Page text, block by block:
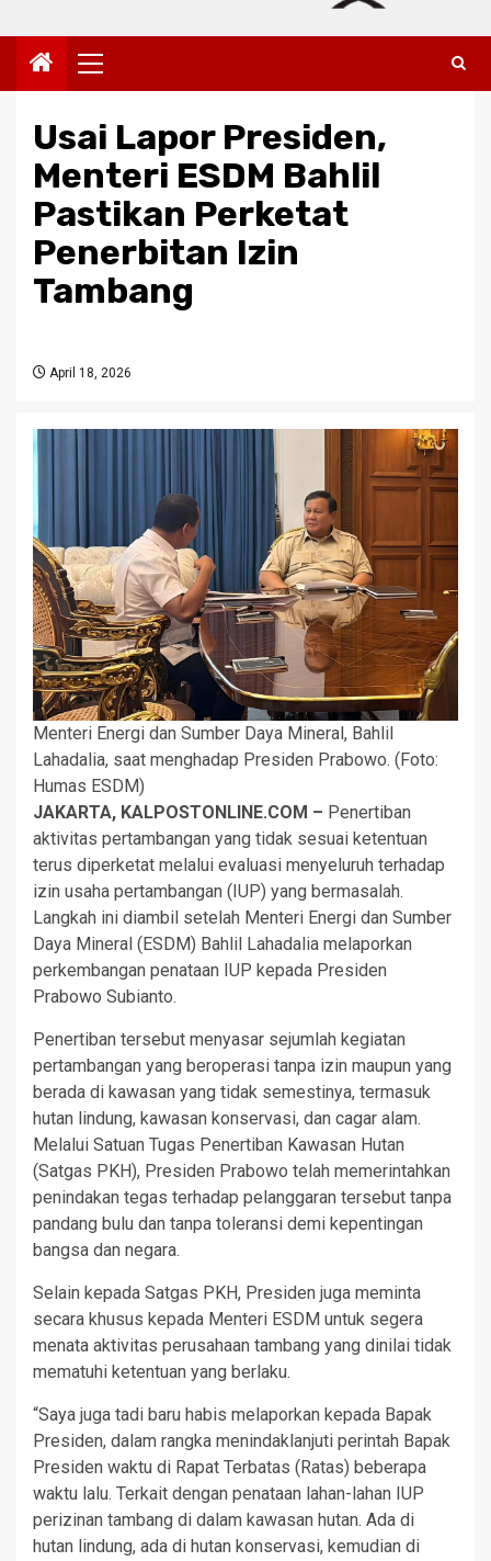
Primary
Menu
Usai Lapor Presiden,
Menteri ESDM Bahlil
Pastikan Perketat
Penerbitan Izin
Tambang
April 18, 2026
Menteri Energi dan Sumber Daya Mineral, Bahlil
Lahadalia, saat menghadap Presiden Prabowo. (Foto:
Humas ESDM)
JAKARTA, KALPOSTONLINE.COM – Penertiban
aktivitas pertambangan yang tidak sesuai ketentuan
terus diperketat melalui evaluasi menyeluruh terhadap
izin usaha pertambangan (IUP) yang bermasalah.
Langkah ini diambil setelah Menteri Energi dan Sumber
Daya Mineral (ESDM) Bahlil Lahadalia melaporkan
perkembangan penataan IUP kepada Presiden
Prabowo Subianto.
Penertiban tersebut menyasar sejumlah kegiatan
pertambangan yang beroperasi tanpa izin maupun yang
berada di kawasan yang tidak semestinya, termasuk
hutan lindung, kawasan konservasi, dan cagar alam.
Melalui Satuan Tugas Penertiban Kawasan Hutan
(Satgas PKH), Presiden Prabowo telah memerintahkan
penindakan tegas terhadap pelanggaran tersebut tanpa
pandang bulu dan tanpa toleransi demi kepentingan
bangsa dan negara.
Selain kepada Satgas PKH, Presiden juga meminta
secara khusus kepada Menteri ESDM untuk segera
menata aktivitas perusahaan tambang yang dinilai tidak
mematuhi ketentuan yang berlaku.
“Saya juga tadi baru habis melaporkan kepada Bapak
Presiden, dalam rangka menindaklanjuti perintah Bapak
Presiden waktu di Rapat Terbatas (Ratas) beberapa
waktu lalu. Terkait dengan penataan lahan-lahan IUP
perizinan tambang di dalam kawasan hutan. Ada di
hutan lindung, ada di hutan konservasi, kemudian di